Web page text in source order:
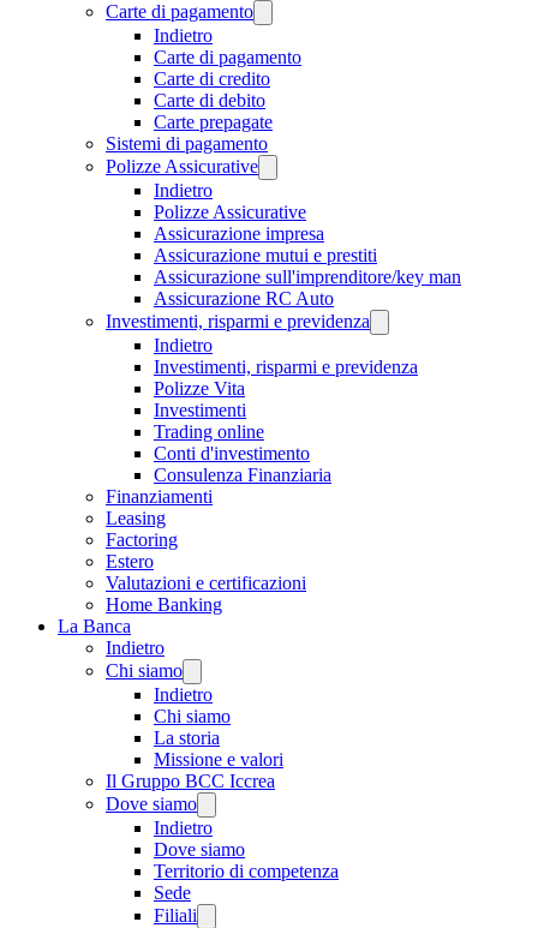
Carte di pagamento
Indietro
Carte di pagamento
Carte di credito
Carte di debito
Carte prepagate
Sistemi di pagamento
Polizze Assicurative
Indietro
Polizze Assicurative
Assicurazione impresa
Assicurazione mutui e prestiti
Assicurazione sull'imprenditore/key man
Assicurazione RC Auto
Investimenti, risparmi e previdenza
Indietro
Investimenti, risparmi e previdenza
Polizze Vita
Investimenti
Trading online
Conti d'investimento
Consulenza Finanziaria
Finanziamenti
Leasing
Factoring
Estero
Valutazioni e certificazioni
Home Banking
La Banca
Indietro
Chi siamo
Indietro
Chi siamo
La storia
Missione e valori
Il Gruppo BCC Iccrea
Dove siamo
Indietro
Dove siamo
Territorio di competenza
Sede
Filiali